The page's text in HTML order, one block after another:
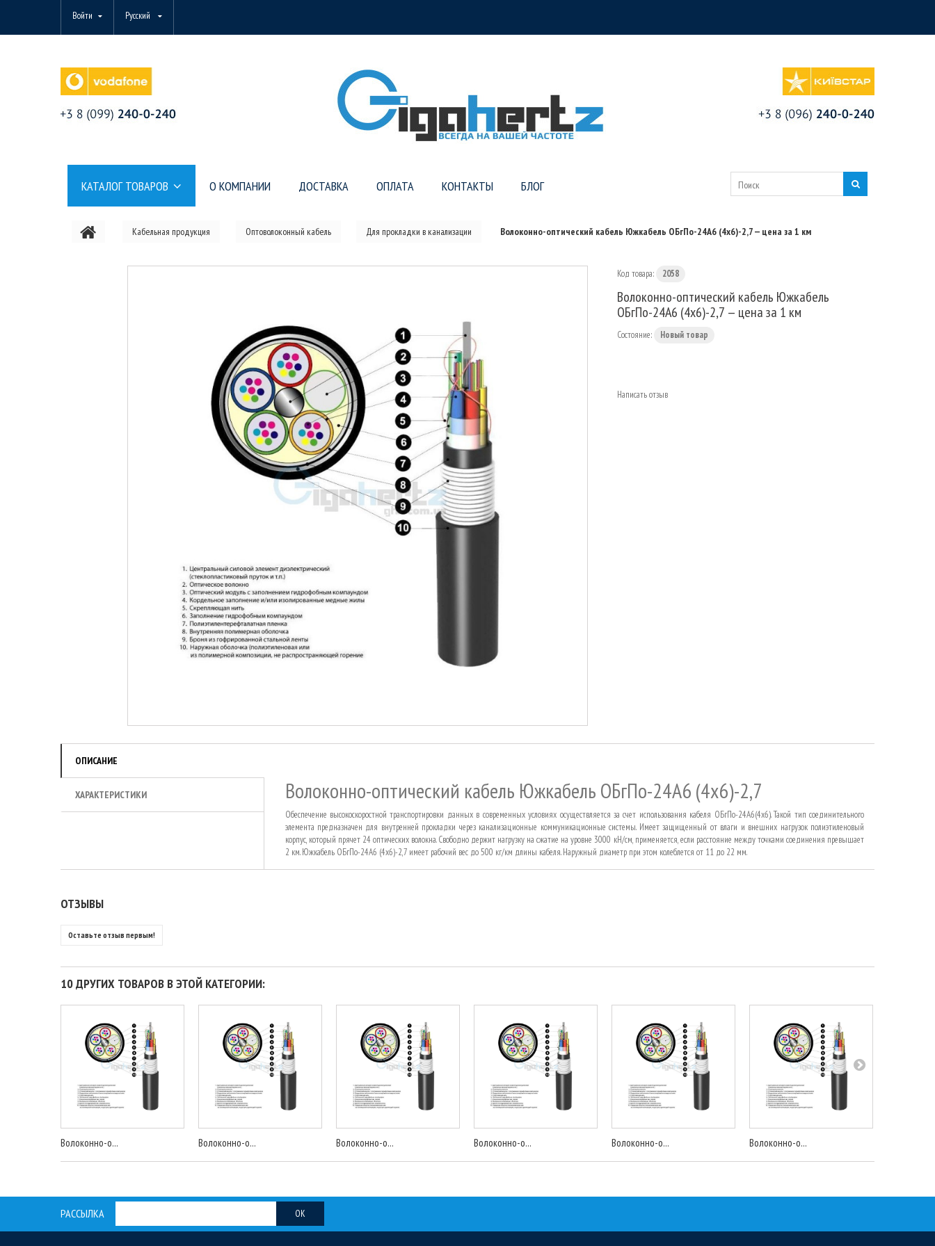
Войти Русский
КАТАЛОГ ТОВАРОВ О КОМПАНИИ ДОСТАВКА ОПЛАТА КОНТАКТЫ БЛОГ
Кабельная продукция Оптоволоконный кабель Для прокладки в канализации Волоконно-оптический кабель Южкабель ОБгПо-24А6 (4х6)-2,7 — цена за 1 км
Код товара: 2058
Волоконно-оптический кабель Южкабель
ОБгПо-24А6 (4х6)-2,7 — цена за 1 км
Состояние: Новый товар
Написать отзыв
ОПИСАНИЕ
ХАРАКТЕРИСТИКИ Волоконно-оптический кабель Южкабель ОБгПо-24А6 (4х6)-2,7
Обеспечение высокоскоростной транспортировки данных в современных условиях осуществляется за счет использования кабеля ОБгПо-24А6(4х6). Такой тип соединительного
элемента предназначен для внутренней прокладки через канализационные коммуникационные системы. Имеет защищенный от влаги и внешних нагрузок полиэтиленовый
корпус, который прячет 24 оптических волокна. Свободно держит нагрузку на сжатие на уровне 3000 кН/см, применяется, если расстояние между точками соединения превышает
2 км. Южкабель ОБгПо-24А6 (4х6)-2,7 имеет рабочий вес до 500 кг/км длины кабеля. Наружный диаметр при этом колеблется от 11 до 22 мм.
ОТЗЫВЫ
Оставьте отзыв первым!
10 ДРУГИХ ТОВАРОВ В ЭТОЙ КАТЕГОРИИ:
Волоконно-о... Волоконно-о... Волоконно-о... Волоконно-о... Волоконно-о... Волоконно-о...
РАССЫЛКА OK